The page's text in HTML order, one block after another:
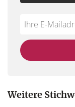
Do
fill
this
*Ihre
Mailadresse:
Weitere